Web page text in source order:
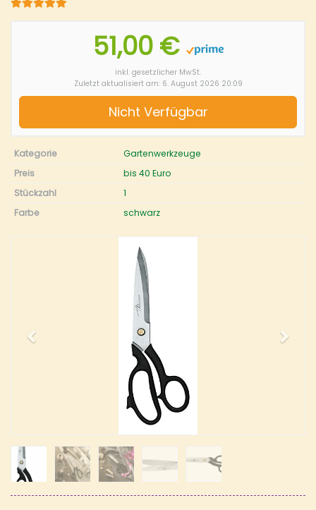
51,00 €
inkl. gesetzlicher MwSt.
Zuletzt aktualisiert am: 6. August 2026 20:09
Nicht Verfügbar
Kategorie
Gartenwerkzeuge
Preis
bis 40 Euro
Stückzahl
1
Farbe
schwarz